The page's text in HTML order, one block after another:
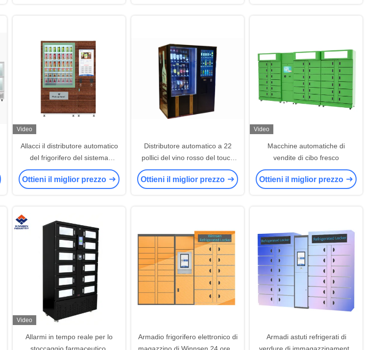
Video
Allacci il distributore automatico
del frigorifero del sistema
dell'ascensore per
insalata/frutta/vendita di verdure
Ottieni il miglior prezzo
Distributore automatico a 22
pollici del vino rosso del touch
screen, vendita automatica del
distributore automatico del
Ottieni il miglior prezzo
Video
Macchine automatiche di
vendite di cibo fresco
Ottieni il miglior prezzo
Video
Allarmi in tempo reale per lo
Armadio frigorifero elettronico di
Armadi astuti refrigerati di